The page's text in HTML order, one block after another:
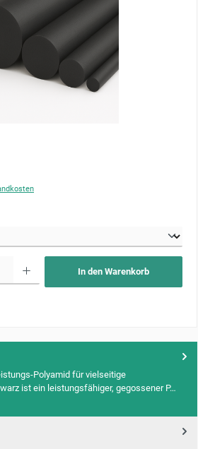
In den Warenkorb
Polyamid für vielseitige
ist ein leistungsfähiger, gegossener P…